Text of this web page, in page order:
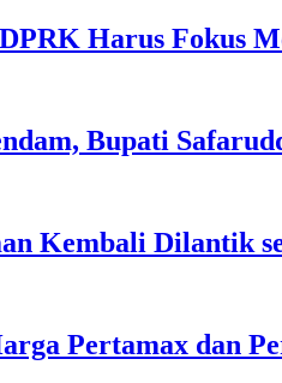
Harus Fokus
Bupati
Kembali Dilantik
Pertamax dan